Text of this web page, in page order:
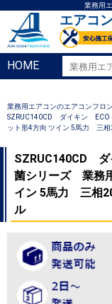
業務用
エアコ
HOME
業務用エアコンのエアコンフロ
SZRUC140CD ダイキン ECO
ット形4方向 ツイン 5馬力 三相
SZRUC140CD ダ
菌シリーズ 業務
イン 5馬力 三相
ル